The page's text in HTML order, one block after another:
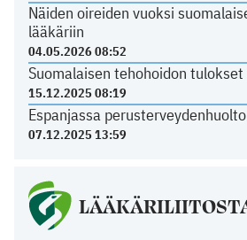
Näiden oireiden vuoksi
lääkäriin
04.05.2026 08:52
Suomalaisen tehohoidon
15.12.2025 08:19
Espanjassa
07.12.2025 13:59